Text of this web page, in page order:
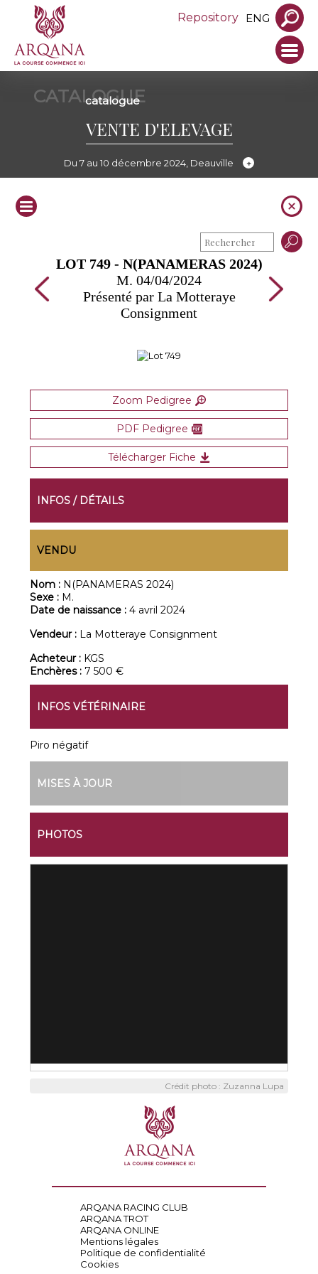
Repository ENG
CATALOGUE
catalogue
VENTE D'ELEVAGE
Du 7 au 10 décembre 2024, Deauville
LOT 749 - N(PANAMERAS 2024)
M. 04/04/2024
Présenté par La Motteraye
Consignment
Zoom Pedigree
PDF Pedigree
Télécharger Fiche
INFOS / DÉTAILS
VENDU
Nom : N(PANAMERAS 2024)
Sexe : M.
Date de naissance :4 avril 2024
Vendeur : La Motteraye Consignment
Acheteur : KGS
Enchères :7 500 €
INFOS VÉTÉRINAIRE
Piro négatif
MISES À JOUR
PHOTOS
Crédit photo : Zuzanna Lupa
ARQANA RACING CLUB
ARQANA TROT
ARQANA ONLINE
Mentions légales
Politique de confidentialité
Cookies